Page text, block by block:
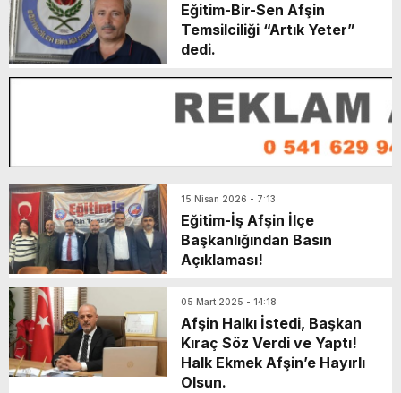
Eğitim-Bir-Sen Afşin
Temsilciliği “Artık Yeter”
dedi.
15 Nisan 2026 - 7:13
Eğitim-İş Afşin İlçe
Başkanlığından Basın
Açıklaması!
05 Mart 2025 - 14:18
Afşin Halkı İstedi, Başkan
Kıraç Söz Verdi ve Yaptı!
Halk Ekmek Afşin’e Hayırlı
Olsun.